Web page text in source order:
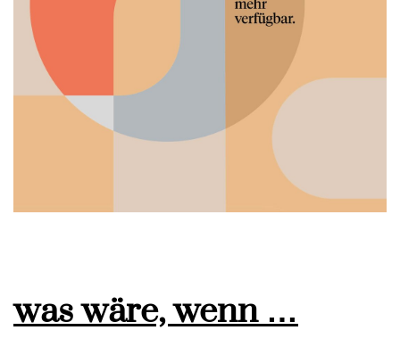
was wäre, wenn …